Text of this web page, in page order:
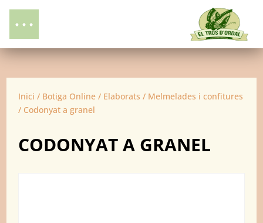
Inici / Botiga Online / Elaborats / Melmelades i confitures
/ Codonyat a granel
CODONYAT A GRANEL